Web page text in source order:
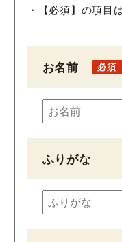
・【必須】の項目
お名前
ふりがな